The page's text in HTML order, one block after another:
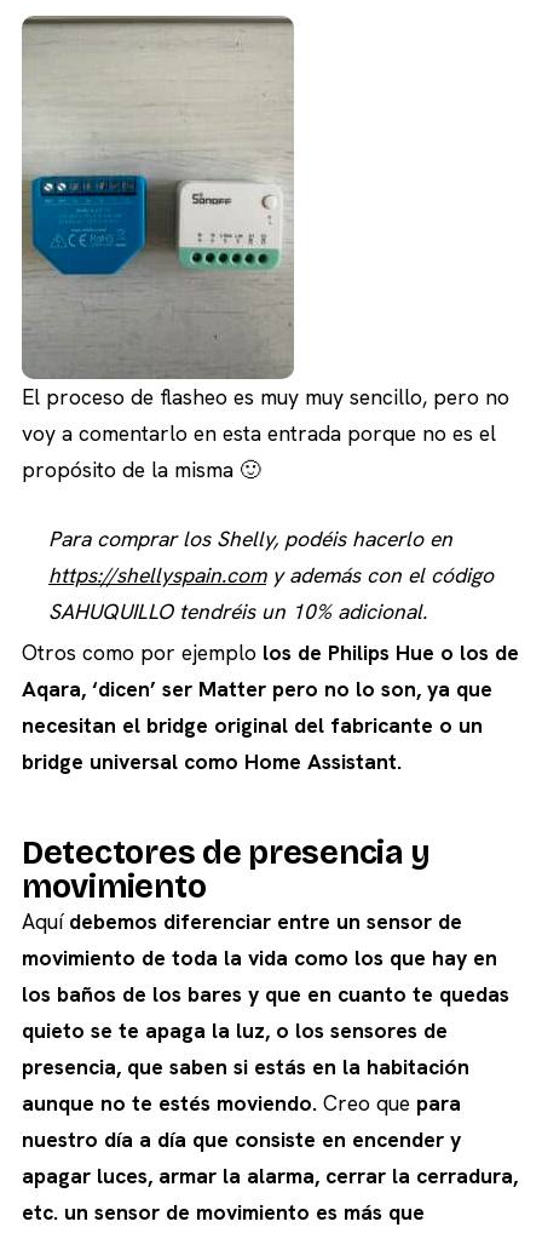
El proceso de flasheo es muy muy sencillo, pero no
voy a comentarlo en esta entrada porque no es el
propósito de la misma 🙂
Para comprar los Shelly, podéis hacerlo en
https://shellyspain.comy además con el código
SAHUQUILLO tendréis un 10% adicional.
Otros como por ejemplo los de Philips Hue o los de
Aqara, ‘dicen’ ser Matter pero no lo son, ya que
necesitan el bridge original del fabricante o un
bridge universal como Home Assistant.
Detectores de presencia y
movimiento
Aquí debemos diferenciar entre un sensor de
movimiento de toda la vida como los que hay en
los baños de los bares y que en cuanto te quedas
quieto se te apaga la luz, o los sensores de
presencia, que saben si estás en la habitación
aunque no te estés moviendo. Creo que para
nuestro día a día que consiste en encender y
apagar luces, armar la alarma, cerrar la cerradura,
etc. un sensor de movimiento es más que